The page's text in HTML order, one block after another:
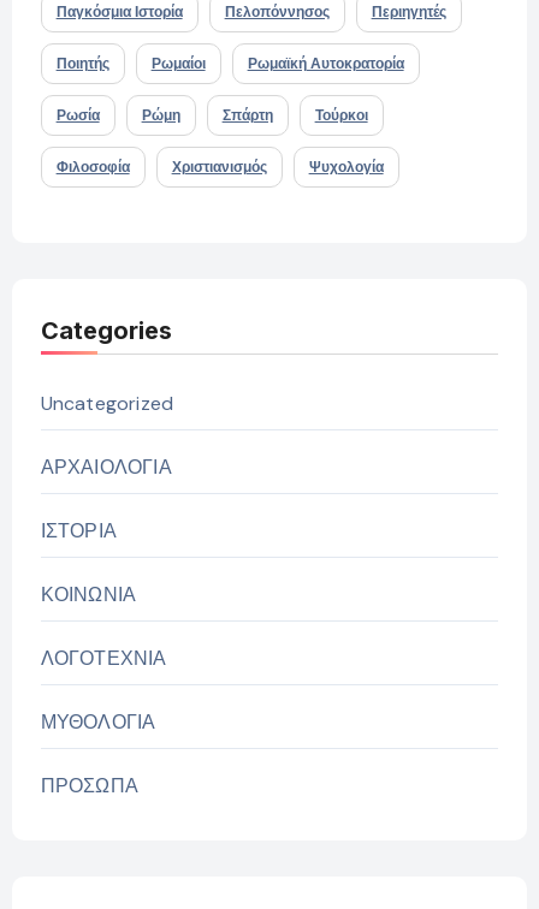
Παγκόσμια Ιστορία Πελοπόννησος Περιηγητές
Ποιητής Ρωμαίοι Ρωμαϊκή Αυτοκρατορία
Ρωσία Ρώμη Σπάρτη Τούρκοι
Φιλοσοφία Χριστιανισμός Ψυχολογία
Categories
Uncategorized
ΑΡΧΑΙΟΛΟΓΙΑ
ΙΣΤΟΡΙΑ
ΚΟΙΝΩΝΙΑ
ΛΟΓΟΤΕΧΝΙΑ
ΜΥΘΟΛΟΓΙΑ
ΠΡΟΣΩΠΑ